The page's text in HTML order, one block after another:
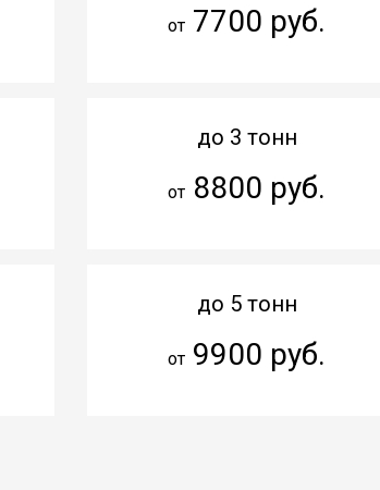
от 7700 руб.
до 3 тонн
от 8800 руб.
до 5 тонн
от 9900 руб.